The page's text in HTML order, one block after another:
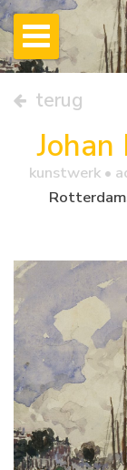
terug
kunstwerk •